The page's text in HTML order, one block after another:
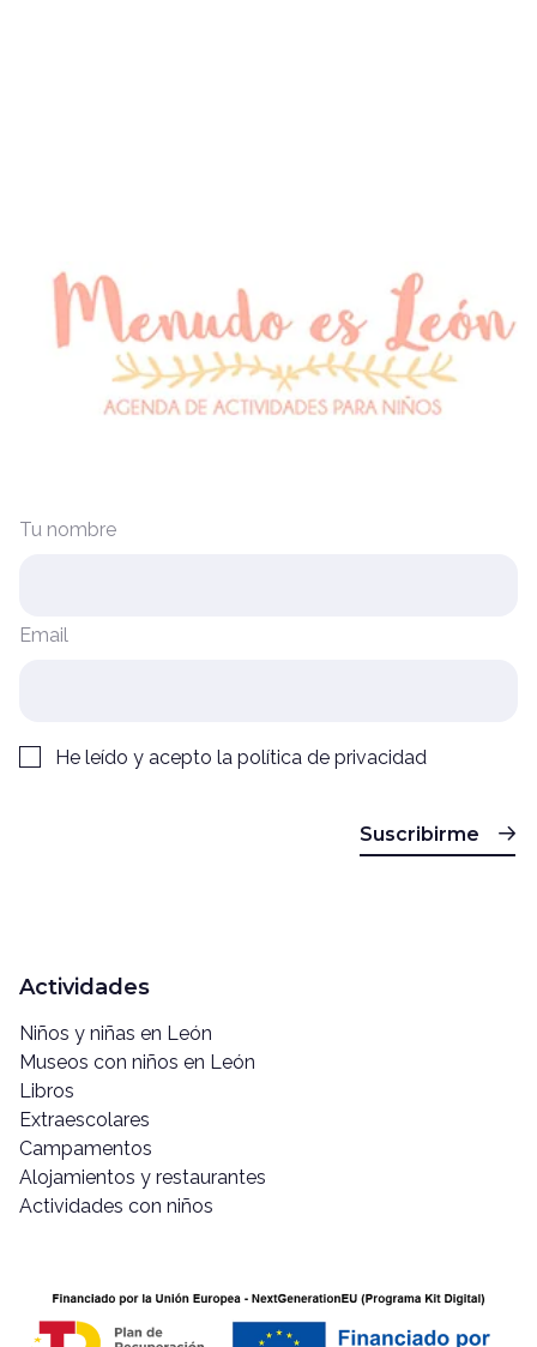
Tu nombre
Email
He leído y acepto la política de privacidad
Suscribirme
Actividades
Niños y niñas en León
Museos con niños en León
Libros
Extraescolares
Campamentos
Alojamientos y restaurantes
Actividades con niños